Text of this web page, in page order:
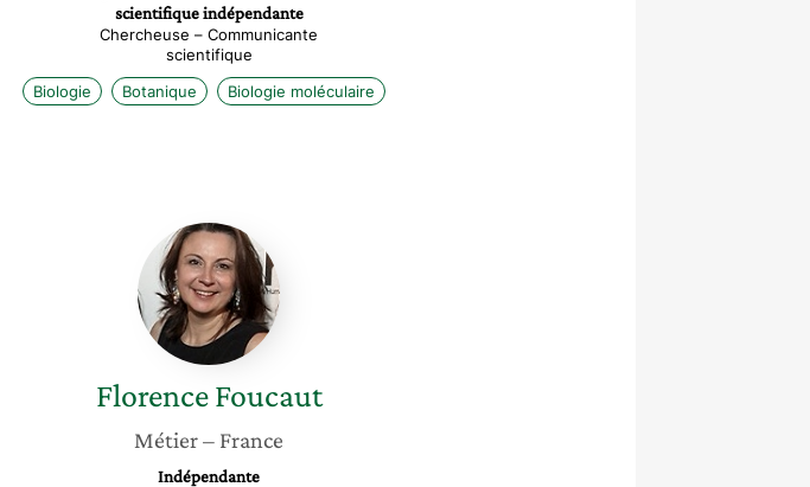
scientifique indépendante
Chercheuse – Communicante
scientifique
Biologie
Botanique Biologie moléculaire
Florence
Foucaut
Florence Foucaut
Métier– France
Indépendante